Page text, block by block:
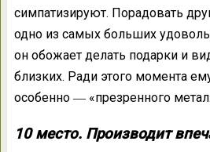
симпатизируют. Порадовать
одно из самых больших
он обожает делать подарки и
близких. Ради этого момента
особенно ― «презренного
10 место. Производит